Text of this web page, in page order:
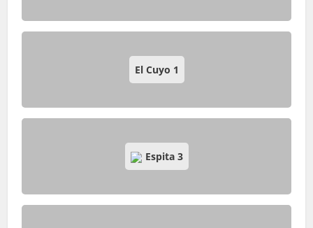
El Cuyo 1
Espita 3